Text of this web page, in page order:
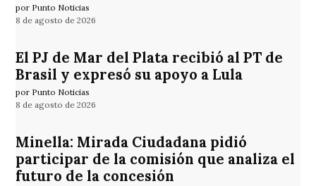
por Punto Noticias
8 de agosto de 2026
El PJ de Mar del Plata recibió al PT de
Brasil y expresó su apoyo a Lula
por Punto Noticias
8 de agosto de 2026
Minella: Mirada Ciudadana pidió
participar de la comisión que analiza el
futuro de la concesión